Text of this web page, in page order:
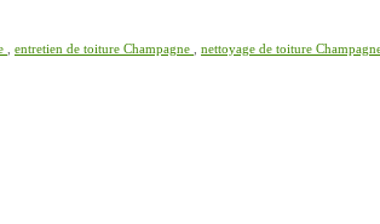
entretien de toiture Champagne nettoyage de toiture